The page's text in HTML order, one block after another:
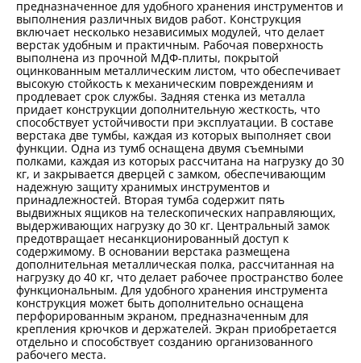
предназначенное для удобного хранения инструментов и
выполнения различных видов работ. Конструкция
включает несколько независимых модулей, что делает
верстак удобным и практичным. Рабочая поверхность
выполнена из прочной МДФ-плиты, покрытой
оцинкованным металлическим листом, что обеспечивает
высокую стойкость к механическим повреждениям и
продлевает срок службы. Задняя стенка из металла
придает конструкции дополнительную жесткость, что
способствует устойчивости при эксплуатации. В составе
верстака две тумбы, каждая из которых выполняет свои
функции. Одна из тумб оснащена двумя съемными
полками, каждая из которых рассчитана на нагрузку до 30
кг, и закрывается дверцей с замком, обеспечивающим
надежную защиту хранимых инструментов и
принадлежностей. Вторая тумба содержит пять
выдвижных ящиков на телескопических направляющих,
выдерживающих нагрузку до 30 кг. Центральный замок
предотвращает несанкционированный доступ к
содержимому. В основании верстака размещена
дополнительная металлическая полка, рассчитанная на
нагрузку до 40 кг, что делает рабочее пространство более
функциональным. Для удобного хранения инструмента
конструкция может быть дополнительно оснащена
перфорированным экраном, предназначенным для
крепления крючков и держателей. Экран приобретается
отдельно и способствует созданию организованного
рабочего места.